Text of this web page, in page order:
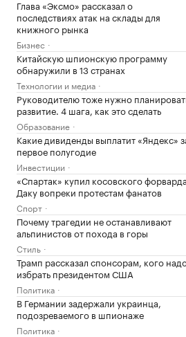
Глава «Эксмо» рассказал о
последствиях атак на склады для
книжного рынка
Бизнес
Китайскую шпионскую программу
обнаружили в 13 странах
Технологии и медиа
Руководителю тоже нужно
развитие. 4 шага, как это сделать
Образование
Какие дивиденды выплатит «Яндекс»
первое полугодие
Инвестиции
«Спартак» купил косовского форварда
Даку вопреки протестам фанатов
Спорт
Почему трагедии не останавливают
альпинистов от похода в горы
Стиль
Трамп рассказал спонсорам, кого
избрать президентом США
Политика
В Германии задержали украинца,
подозреваемого в шпионаже
Политика